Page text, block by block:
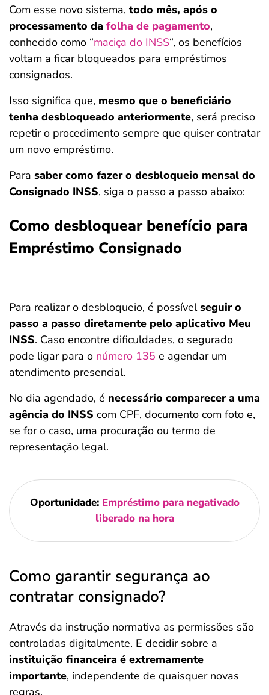
Com esse novo sistema, todo mês, após o
processamento da folha de pagamento,
conhecido como “maciça do INSS“, os benefícios
voltam a ficar bloqueados para empréstimos
consignados.
Isso significa que, mesmo que o beneficiário
tenha desbloqueado anteriormente, será preciso
repetir o procedimento sempre que quiser contratar
um novo empréstimo.
Para saber como fazer o desbloqueio mensal do
Consignado INSS, siga o passo a passo abaixo:
Como desbloquear benefício para
Empréstimo Consignado
Para realizar o desbloqueio, é possívelseguir o
passo a passo diretamente pelo aplicativo Meu
INSS. Caso encontre dificuldades, o segurado
pode ligar para o número 135 e agendar um
atendimento presencial.
No dia agendado, é necessário comparecer a uma
agência do INSS com CPF, documento com foto e,
se for o caso, uma procuração ou termo de
representação legal.
Oportunidade: Empréstimo para negativado
liberado na hora
Como garantir segurança ao
contratar consignado?
Através da instrução normativa as permissões são
controladas digitalmente. E decidir sobre a
instituição financeira é extremamente
importante, independente de quaisquer novas
regras.